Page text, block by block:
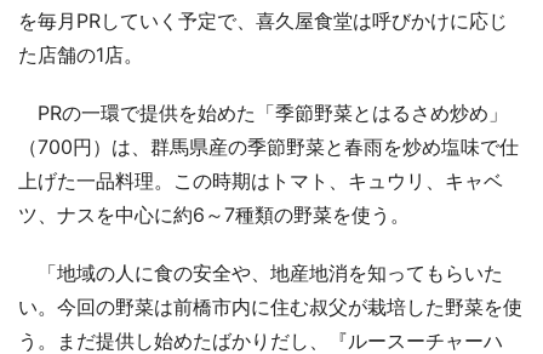
を毎月PRしていく予定で、喜久屋食堂は呼びかけに応じ
た店舗の1店。
PRの一環で提供を始めた「季節野菜とはるさめ炒め」
（700円）は、群馬県産の季節野菜と春雨を炒め塩味で仕
上げた一品料理。この時期はトマト、キュウリ、キャベ
ツ、ナスを中心に約6～7種類の野菜を使う。
「地域の人に食の安全や、地産地消を知ってもらいた
い。今回の野菜は前橋市内に住む叔父が栽培した野菜を使
う。まだ提供し始めたばかりだし、『ルースーチャーハ